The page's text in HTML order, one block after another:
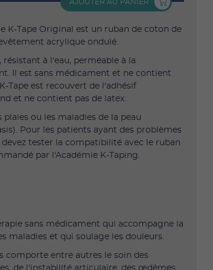
AJOUTER AU PANIER
K-Tape Original est un ruban de coton de
acrylique ondulé.
résistant à l'eau, perméable à la
Il est sans médicament et ne contient
Tape est recouvert de l'adhésif
et ne contient pas de latex.
plaies ou les maladies de la peau
Pour les patients ayant des problèmes
devez tester la compatibilité avec le ruban
par l'Académie K-Taping.
sans médicament qui accompagne la
maladies et qui soulage les douleurs.
comporte entre autres le soin des
de l'instabilité articulaire, des œdèmes